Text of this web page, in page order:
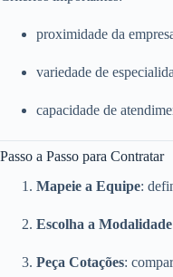
proximidade da
variedade de
capacidade de
Passo a Passo para Contratar
Mapeie a Equipe:
Escolha a Modalidade
Peça Cotações: